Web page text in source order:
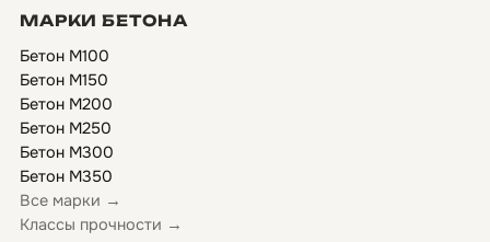
МАРКИ БЕТОНА
Бетон М100
Бетон М150
Бетон М200
Бетон М250
Бетон М300
Бетон М350
Все марки →
Классы прочности →